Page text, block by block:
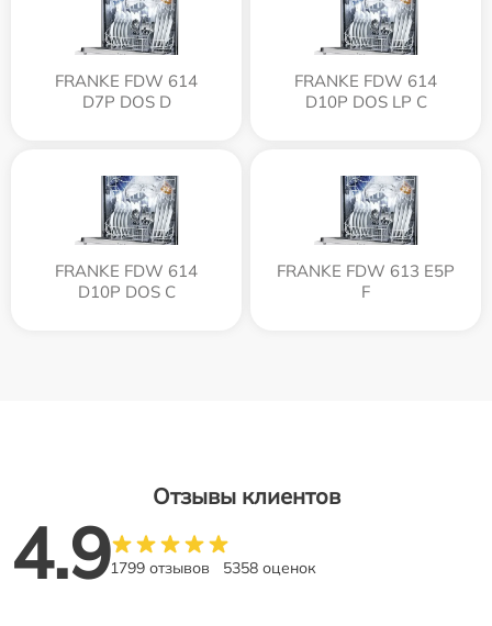
FRANKE FDW 614
D7P DOS D
FRANKE FDW 614
D10P DOS LP C
FRANKE FDW 614
D10P DOS C
FRANKE FDW 613 E5P
F
Отзывы клиентов
4.91799 отзывов 5358 оценок